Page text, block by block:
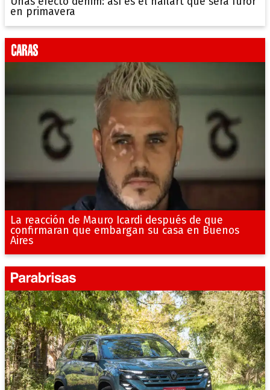
en primavera
La reacción de Mauro Icardi después de que
confirmaran que embargan su casa en Buenos
Aires